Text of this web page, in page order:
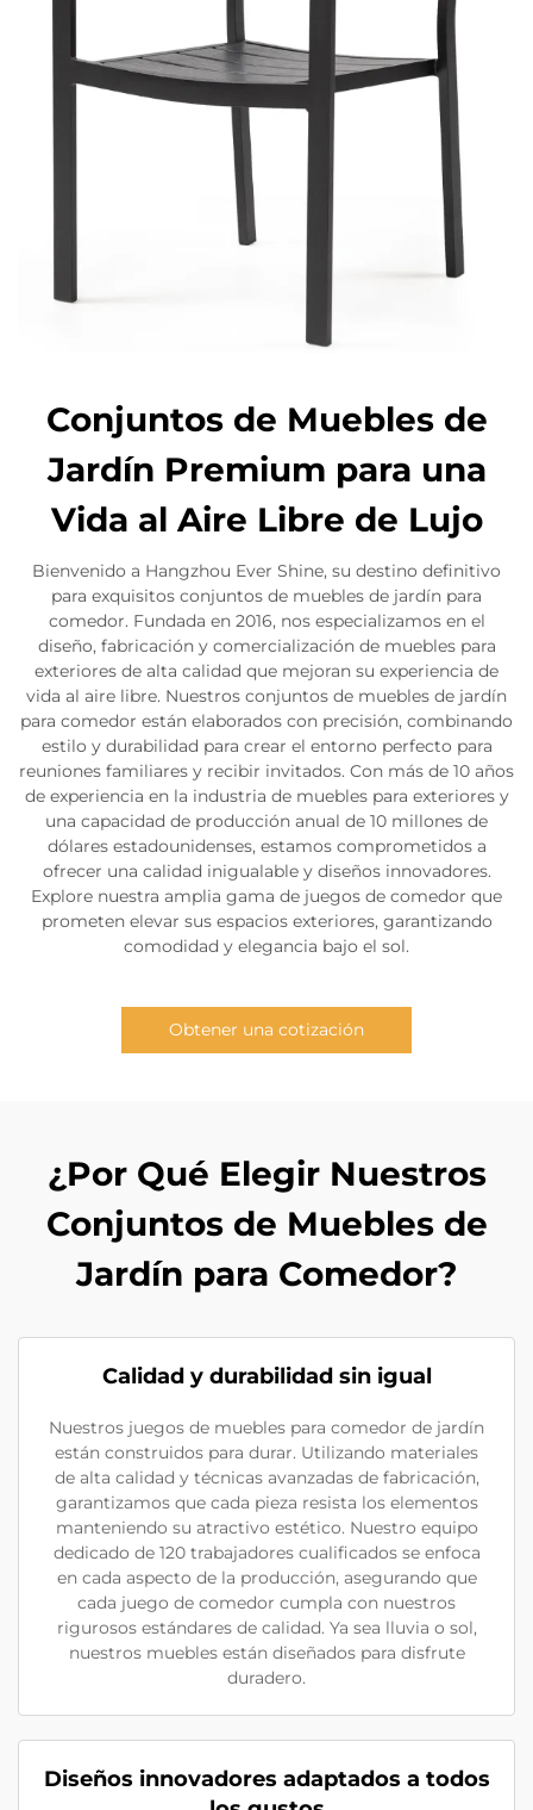
Conjuntos de Muebles de
Jardín Premium para una
Vida al Aire Libre de Lujo
Bienvenido a Hangzhou Ever Shine, su destino definitivo
para exquisitos conjuntos de muebles de jardín para
comedor. Fundada en 2016, nos especializamos en el
diseño, fabricación y comercialización de muebles para
exteriores de alta calidad que mejoran su experiencia de
vida al aire libre. Nuestros conjuntos de muebles de jardín
para comedor están elaborados con precisión, combinando
estilo y durabilidad para crear el entorno perfecto para
reuniones familiares y recibir invitados. Con más de 10 años
de experiencia en la industria de muebles para exteriores y
una capacidad de producción anual de 10 millones de
dólares estadounidenses, estamos comprometidos a
ofrecer una calidad inigualable y diseños innovadores.
Explore nuestra amplia gama de juegos de comedor que
prometen elevar sus espacios exteriores, garantizando
comodidad y elegancia bajo el sol.
Obtener una cotización
¿Por Qué Elegir Nuestros
Conjuntos de Muebles de
Jardín para Comedor?
Calidad y durabilidad sin igual
Nuestros juegos de muebles para comedor de jardín
están construidos para durar. Utilizando materiales
de alta calidad y técnicas avanzadas de fabricación,
garantizamos que cada pieza resista los elementos
manteniendo su atractivo estético. Nuestro equipo
dedicado de 120 trabajadores cualificados se enfoca
en cada aspecto de la producción, asegurando que
cada juego de comedor cumpla con nuestros
rigurosos estándares de calidad. Ya sea lluvia o sol,
nuestros muebles están diseñados para disfrute
duradero.
Diseños innovadores adaptados a todos